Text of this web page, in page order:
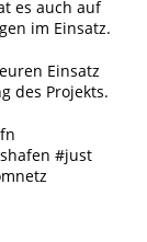
es auch auf
im Einsatz.
Einsatz
des Projekts.
#just